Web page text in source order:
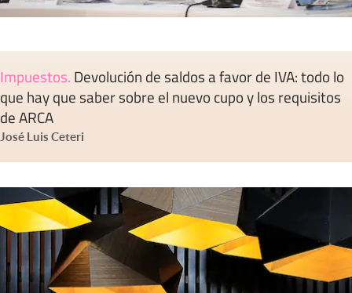
Impuestos. Devolución de saldos a favor de IVA: todo lo
que hay que saber sobre el nuevo cupo y los requisitos
de ARCA
José Luis Ceteri